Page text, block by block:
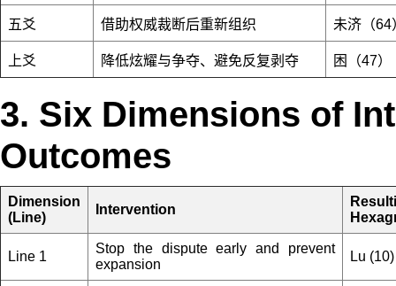
五爻 借助权威裁断后重新组织 未济（64
上爻 降低炫耀与争夺、避免反复剥夺 困（47）
3. Six Dimensions of
Outcomes
Dimension
(Line)
Intervention
Line 1
Stop the dispute early and prevent
expansion
Lu (10)